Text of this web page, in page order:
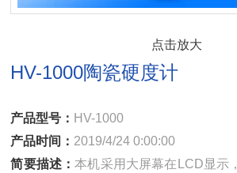
点击放大
HV-1000陶瓷硬度计
产品型号： HV-1000
产品时间： 2019/4/24 0:00:00
简要描述：本机采用大屏幕在LCD显示